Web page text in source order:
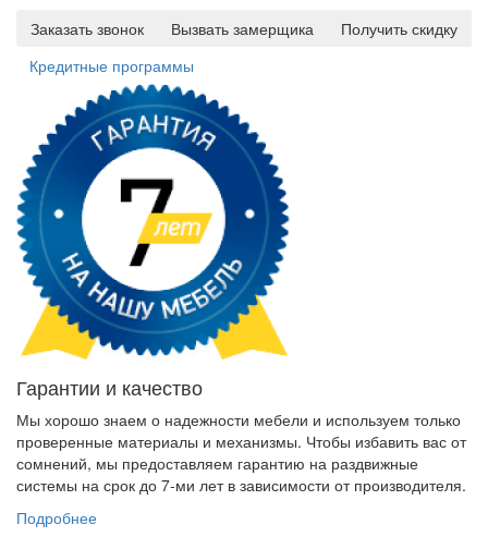
Заказать звонок
Вызвать замерщика
Получить скидку
Кредитные программы
Гарантии и качество
Мы хорошо знаем о надежности мебели и используем только
проверенные материалы и механизмы. Чтобы избавить вас от
сомнений, мы предоставляем гарантию на раздвижные
системы на срок до 7-ми лет в зависимости от производителя.
Подробнее